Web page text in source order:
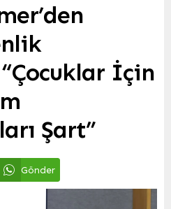
“Çocuklar İçin
Şart”
Gönder